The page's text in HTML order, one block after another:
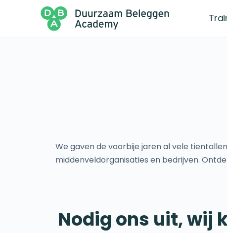
We gaven de voorbije jaren al vele
middenveldorganisaties en bedrijven.
Nodig ons uit, wij